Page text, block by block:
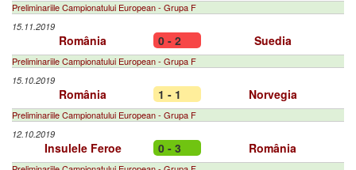
Preliminariile Campionatului European - Grupa F
15.11.2019
România 0 - 2 Suedia
Preliminariile Campionatului European - Grupa F
15.10.2019
România 1 - 1 Norvegia
Preliminariile Campionatului European - Grupa F
12.10.2019
Insulele Feroe 0 - 3 România